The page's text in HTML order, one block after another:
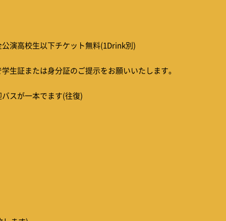
演高校生以下チケット無料(1Drink別)
生証または身分証のご提示をお願いいたします。
スが一本でます(往復)